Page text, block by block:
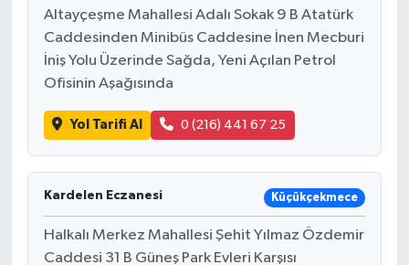
Altayçeşme Mahallesi Adalı Sokak 9 B Atatürk
Caddesinden Minibüs Caddesine İnen Mecburi
İniş Yolu Üzerinde Sağda, Yeni Açılan Petrol
Ofisinin Aşağısında
Yol Tarifi Al 0 (216) 441 67 25
Kardelen Eczanesi Küçükçekmece
Halkalı Merkez Mahallesi Şehit Yılmaz Özdemir
Caddesi 31 B Güneş Park Evleri Karşısı